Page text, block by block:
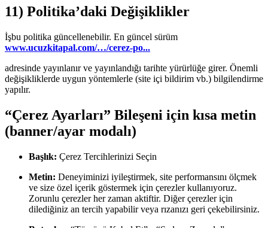
11) Politika’daki Değişiklikler
İşbu politika güncellenebilir. En güncel sürüm
www.ucuzkitapal.com/…/cerez-po...
adresinde yayınlanır ve yayınlandığı tarihte yürürlüğe girer. Önemli
değişikliklerde uygun yöntemlerle (site içi bildirim vb.) bilgilendirme
yapılır.
“Çerez Ayarları” Bileşeni için kısa metin
(banner/ayar modalı)
Başlık: Çerez Tercihlerinizi Seçin
Metin: Deneyiminizi iyileştirmek, site performansını ölçmek
ve size özel içerik göstermek için çerezler kullanıyoruz.
Zorunlu çerezler her zaman aktiftir. Diğer çerezler için
dilediğiniz an tercih yapabilir veya rızanızı geri çekebilirsiniz.